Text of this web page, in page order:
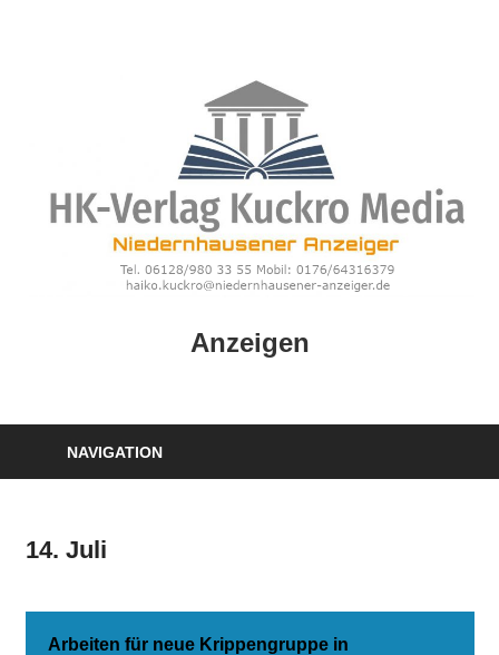
Anzeigen
NAVIGATION
14. Juli
Arbeiten für neue Krippengruppe in